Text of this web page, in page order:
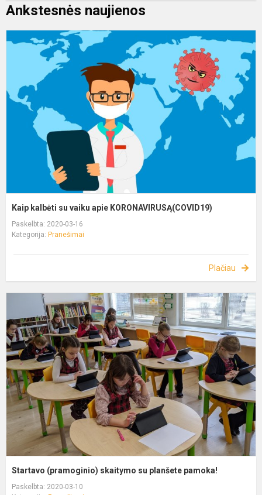
Ankstesnės naujienos
Kaip kalbėti su vaiku apie KORONAVIRUSĄ(COVID19)
Paskelbta: 2020-03-16
Kategorija: Pranešimai
Plačiau
Startavo (pramoginio) skaitymo su planšete pamoka!
Paskelbta: 2020-03-10